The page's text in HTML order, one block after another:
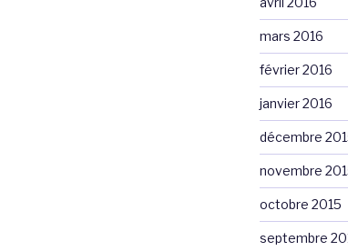
mars 2016
février 2016
janvier 2016
décembre
novembre
octobre 2015
septembre